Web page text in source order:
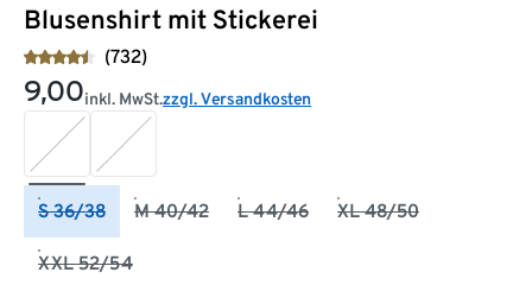
Blusenshirt mit Stickerei
(732)
9,00inkl. MwSt.zzgl. Versandkosten
S 36/38 M 40/42 L 44/46 XL 48/50
XXL 52/54